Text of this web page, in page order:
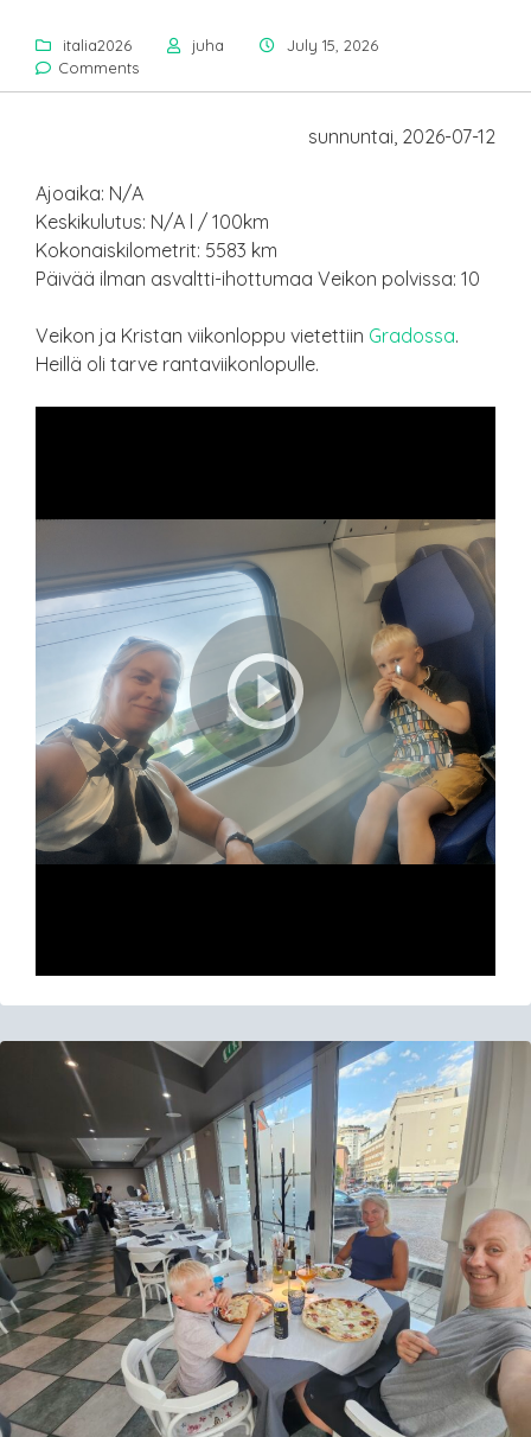
italia2026 juha
July 15, 2026
Comments
sunnuntai, 2026-07-12
Ajoaika: N/A
Keskikulutus: N/A l / 100km
Kokonaiskilometrit: 5583 km
Päivää ilman asvaltti-ihottumaa Veikon polvissa: 10
Veikon ja Kristan viikonloppu vietettiin Gradossa.
Heillä oli tarve rantaviikonlopulle.